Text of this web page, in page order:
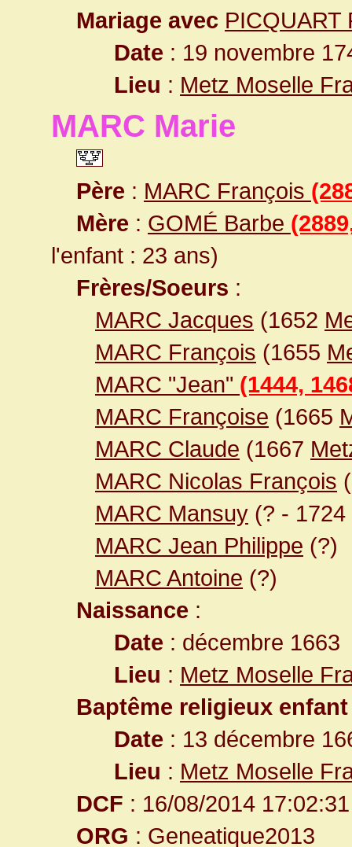
Mariage avec PICQUART
Date : 19 novembre
Lieu : Metz Moselle
MARC Marie
Père : MARC François
Mère : GOMÉ Barbe
l'enfant : 23 ans)
Frères/Soeurs :
MARC Jacques (1652
MARC François (1655
MARC "Jean" (1444,
MARC Françoise (1665
MARC Claude (1667
MARC Nicolas François
MARC Mansuy (? - 1724
MARC Jean Philippe (?)
MARC Antoine (?)
Naissance :
Date : décembre 1663
Lieu : Metz Moselle
Baptême religieux enfant
Date : 13 décembre
Lieu : Metz Moselle
DCF : 16/08/2014 17:02:31
ORG : Geneatique2013